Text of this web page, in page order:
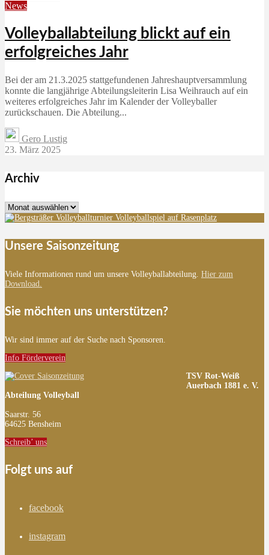
News
Volleyballabteilung blickt auf ein
erfolgreiches Jahr
Bei der am 21.3.2025 stattgefundenen Jahreshauptversammlung
konnte die langjährige Abteilungsleiterin Lisa Weihrauch auf ein
weiteres erfolgreiches Jahr im Kalender der Volleyballer
zurückschauen. Die Abteilung...
Gero Lustig
23. März 2025
Archiv
Archiv
Unsere Saisonzeitung
Viele Informationen rund um unsere Volleyballabteilung. Hier zum
Download.
Sie möchten uns unterstützen?
Wir sind immer auf der Suche nach Sponsoren.
Info Förderverein
TSV Rot-Weiß
Auerbach 1881 e. V.
Abteilung Volleyball
Saarstr. 56
64625 Bensheim
Schreib’ uns
Folgt uns auf
facebook
instagram